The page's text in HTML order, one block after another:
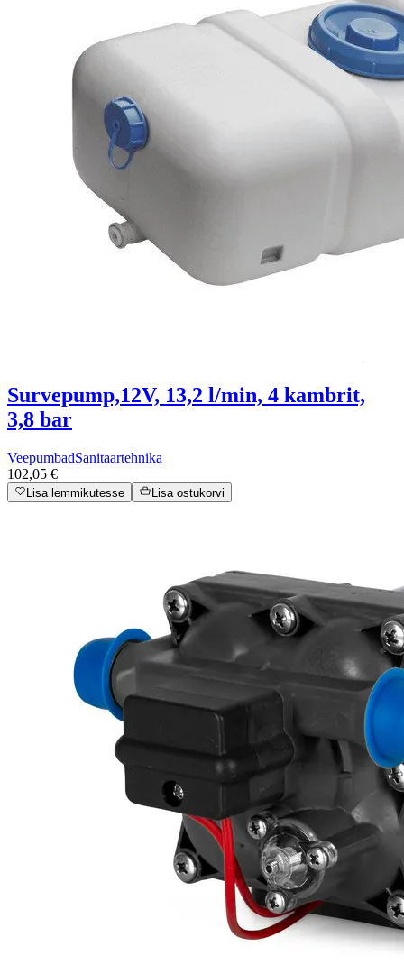
Survepump,12V, 13,2 l/min, 4 kambrit,
3,8 bar
VeepumbadSanitaartehnika
102,05 €
Lisa lemmikutesse Lisa ostukorvi